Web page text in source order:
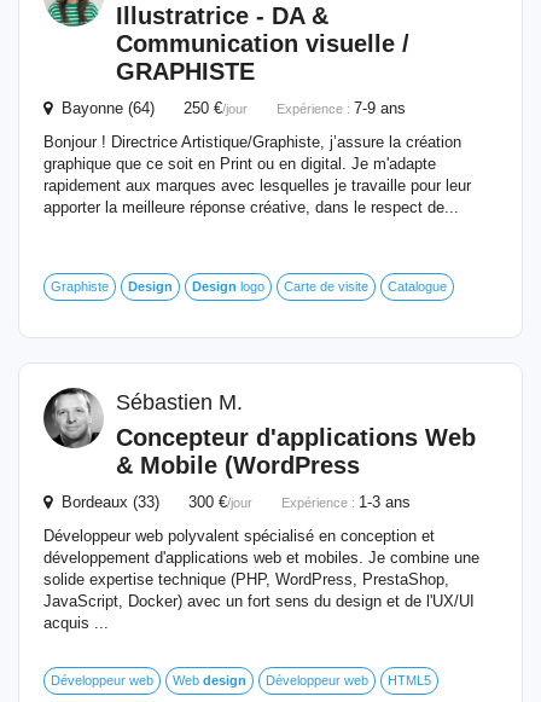
Illustratrice - DA &
Communication visuelle /
GRAPHISTE
Bayonne (64) 250 €/jour Expérience : 7-9 ans
Bonjour ! Directrice Artistique/Graphiste, j’assure la création
graphique que ce soit en Print ou en digital. Je m'adapte
rapidement aux marques avec lesquelles je travaille pour leur
apporter la meilleure réponse créative, dans le respect de...
Graphiste Design Design logo Carte de visite Catalogue
Sébastien M.
Concepteur d'applications Web
& Mobile (WordPress
Bordeaux (33) 300 €/jour Expérience : 1-3 ans
Développeur web polyvalent spécialisé en conception et
développement d'applications web et mobiles. Je combine une
solide expertise technique (PHP, WordPress, PrestaShop,
JavaScript, Docker) avec un fort sens du design et de l'UX/UI
acquis ...
Développeur web Web design Développeur web HTML5